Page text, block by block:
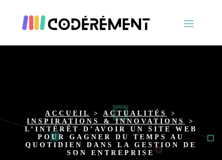
ACCUEIL > ACTUALITÉS
>
INSPIRATIONS & INNOVATIONS
>
L’INTÉRÊT D’AVOIR UN SITE WEB
POUR GAGNER DU TEMPS AU
QUOTIDIEN DANS LA GESTION DE
SON ENTREPRISE